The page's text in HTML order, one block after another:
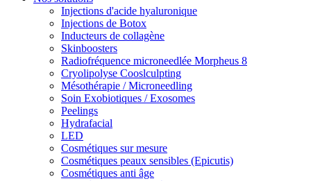
Injections d'acide hyaluronique
Injections de Botox
Inducteurs de collagène
Skinboosters
Radiofréquence microneedlée Morpheus 8
Cryolipolyse Cooslculpting
Mésothérapie / Microneedling
Soin Exobiotiques / Exosomes
Peelings
Hydrafacial
LED
Cosmétiques sur mesure
Cosmétiques peaux sensibles (Epicutis)
Cosmétiques anti âge